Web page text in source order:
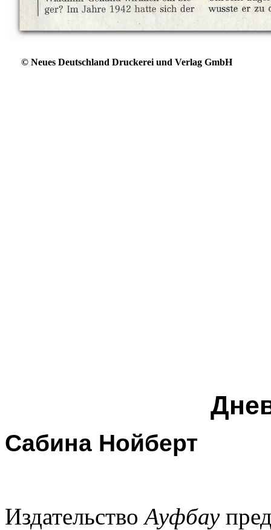
© Neues Deutschland Druckerei und Verlag GmbH
Сабина Нойберт
ИздательствоАуфбау